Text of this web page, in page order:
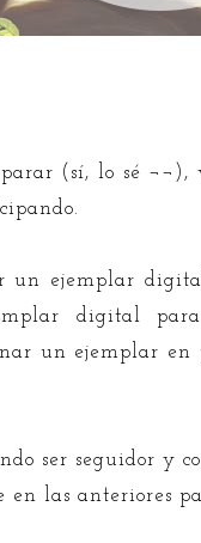
(sí, lo sé ¬¬),
un ejemplar
digital
un ejemplar en
ser seguidor y
las anteriores